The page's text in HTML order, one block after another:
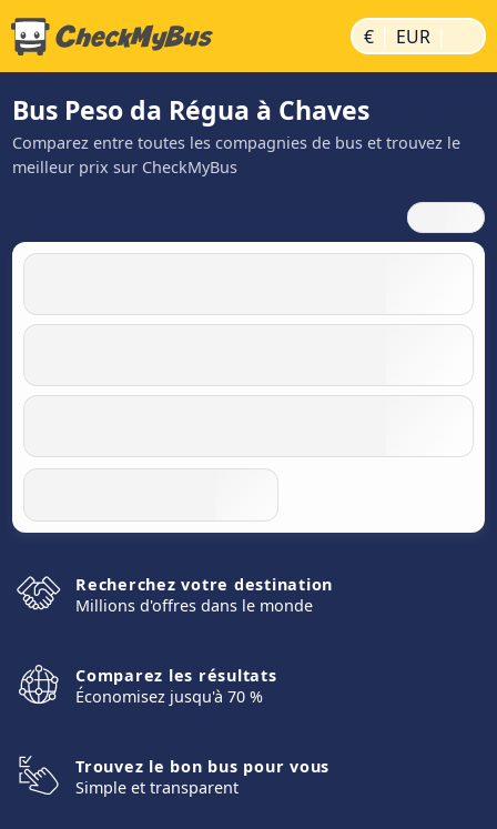
€ | EUR |
Bus Peso da Régua à Chaves
Comparez entre toutes les compagnies de bus et trouvez le
meilleur prix sur CheckMyBus
Recherchez votre destination
Millions d'offres dans le monde
Comparez les résultats
Économisez jusqu'à 70 %
Trouvez le bon bus pour vous
Simple et transparent